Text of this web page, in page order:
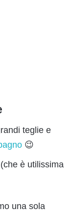
teglie e
😉
è utilissima
una sola